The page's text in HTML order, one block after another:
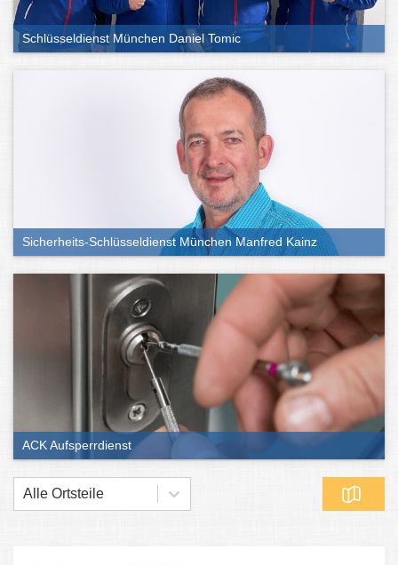
Schlüsseldienst München Daniel Tomic
Sicherheits-Schlüsseldienst München Manfred Kainz
ACK Aufsperrdienst
Alle Ortsteile